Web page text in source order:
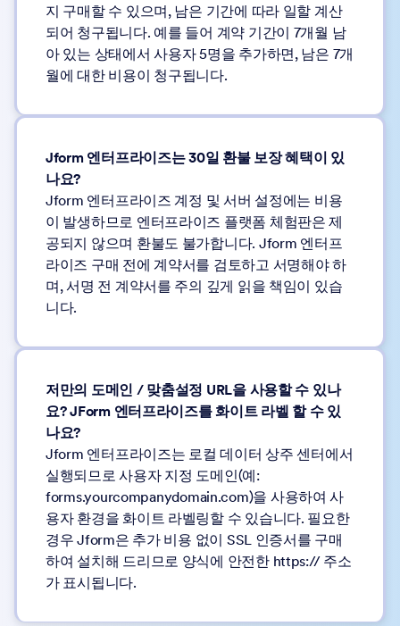
지 구매할 수 있으며, 남은 기간에 따라 일할 계산
되어 청구됩니다. 예를 들어 계약 기간이 7개월 남
아 있는 상태에서 사용자 5명을 추가하면, 남은 7개
월에 대한 비용이 청구됩니다.
Jform 엔터프라이즈는 30일 환불 보장 혜택이 있
나요?
Jform 엔터프라이즈 계정 및 서버 설정에는 비용
이 발생하므로 엔터프라이즈 플랫폼 체험판은 제
공되지 않으며 환불도 불가합니다. Jform 엔터프
라이즈 구매 전에 계약서를 검토하고 서명해야 하
며, 서명 전 계약서를 주의 깊게 읽을 책임이 있습
니다.
저만의 도메인 / 맞춤설정 URL을 사용할 수 있나
요? JForm 엔터프라이즈를 화이트 라벨 할 수 있
나요?
Jform 엔터프라이즈는 로컬 데이터 상주 센터에서
실행되므로 사용자 지정 도메인(예:
forms.yourcompanydomain.com)을 사용하여 사
용자 환경을 화이트 라벨링할 수 있습니다. 필요한
경우 Jform은 추가 비용 없이 SSL 인증서를 구매
하여 설치해 드리므로 양식에 안전한 https:// 주소
가 표시됩니다.